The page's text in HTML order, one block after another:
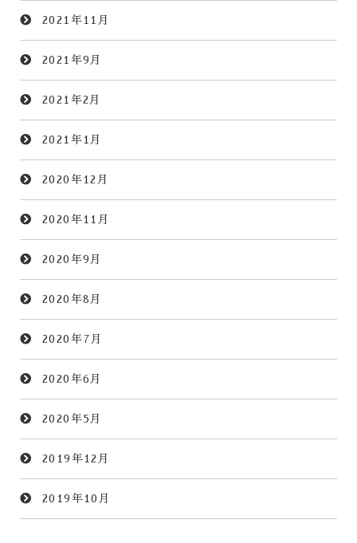
2021年11月
2021年9月
2021年2月
2021年1月
2020年12月
2020年11月
2020年9月
2020年8月
2020年7月
2020年6月
2020年5月
2019年12月
2019年10月